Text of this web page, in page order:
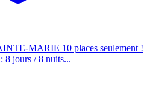
MARIE 10 places seulement !
8 jours / 8 nuits...